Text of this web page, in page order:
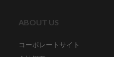
ABOUT US
コーポレートサイト